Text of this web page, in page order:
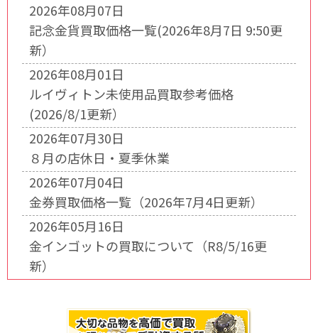
2026年08月07日
記念金貨買取価格一覧(2026年8月7日 9:50更
新）
2026年08月01日
ルイヴィトン未使用品買取参考価格
(2026/8/1更新）
2026年07月30日
８月の店休日・夏季休業
2026年07月04日
金券買取価格一覧（2026年7月4日更新）
2026年05月16日
金インゴットの買取について（R8/5/16更
新）